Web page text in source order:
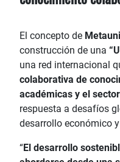
El concepto de
construcción de una
una red internacional
colaborativa de
académicas y el
respuesta a desafíos
desarrollo económico
“El desarrollo